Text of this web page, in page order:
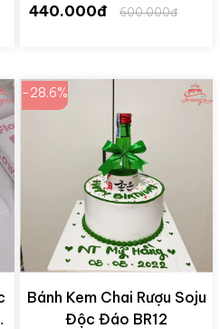
440.000đ 600.000đ
-28.6%
Bánh Kem Chai Rượu Soju
Độc Đáo BR12